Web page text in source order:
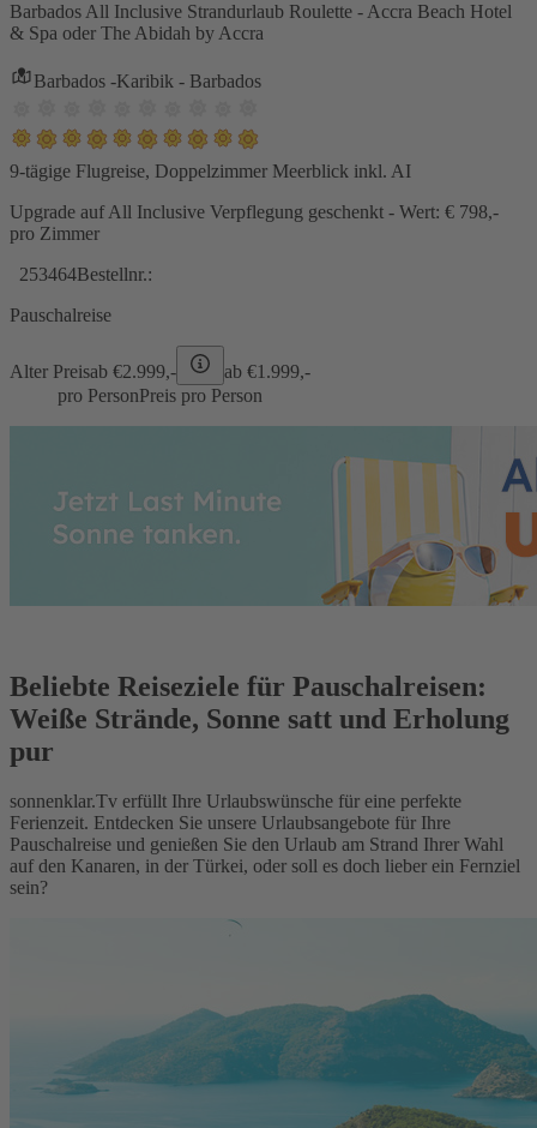
Barbados All Inclusive Strandurlaub Roulette - Accra Beach Hotel
& Spa oder The Abidah by Accra
Barbados -Karibik - Barbados
9-tägige Flugreise, Doppelzimmer Meerblick inkl. AI
Upgrade auf All Inclusive Verpflegung geschenkt - Wert: € 798,-
pro Zimmer
253464Bestellnr.:
Pauschalreise
Alter Preisab €2.999,- ab €1.999,-
pro PersonPreis pro Person
Beliebte Reiseziele für Pauschalreisen:
Weiße Strände, Sonne satt und Erholung
pur
sonnenklar.Tv erfüllt Ihre Urlaubswünsche für eine perfekte
Ferienzeit. Entdecken Sie unsere Urlaubsangebote für Ihre
Pauschalreise und genießen Sie den Urlaub am Strand Ihrer Wahl
auf den Kanaren, in der Türkei, oder soll es doch lieber ein Fernziel
sein?